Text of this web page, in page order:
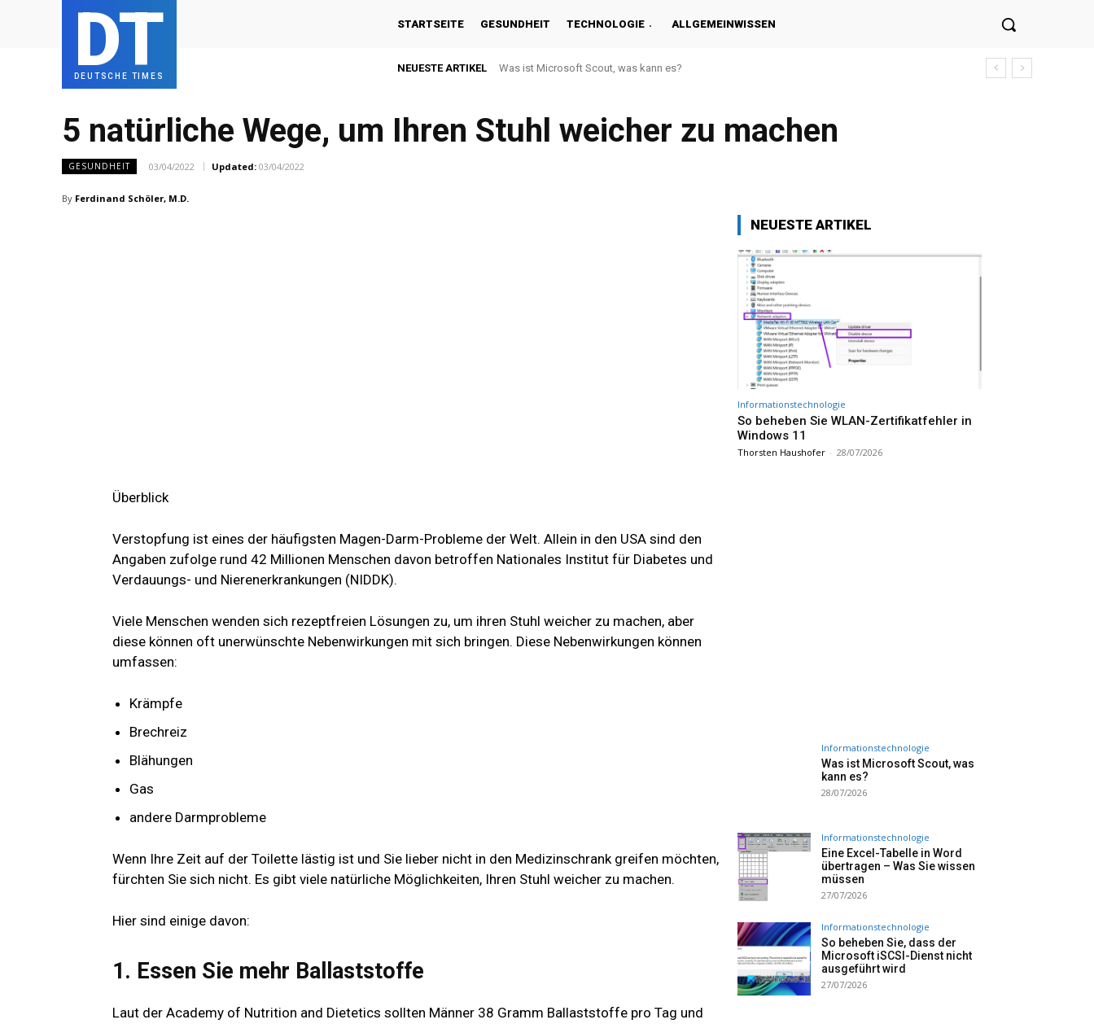
DT
DEUTSCHE TIMES
STARTSEITE GESUNDHEIT TECHNOLOGIE ALLGEMEINWISSEN
NEUESTE ARTIKEL Was ist Microsoft Scout, was kann es?
Eine Excel-Tabelle in Word übertragen – Was Sie wissen müssen
5 natürliche Wege, um Ihren Stuhl weicher zu machen
GESUNDHEIT 03/04/2022 Updated: 03/04/2022
By Ferdinand Schöler, M.D.
Überblick
Verstopfung ist eines der häufigsten Magen-Darm-Probleme der Welt. Allein in den USA sind den
Angaben zufolge rund 42 Millionen Menschen davon betroffen Nationales Institut für Diabetes und
Verdauungs- und Nierenerkrankungen (NIDDK).
Viele Menschen wenden sich rezeptfreien Lösungen zu, um ihren Stuhl weicher zu machen, aber
diese können oft unerwünschte Nebenwirkungen mit sich bringen. Diese Nebenwirkungen können
umfassen:
Krämpfe
Brechreiz
Blähungen
Gas
andere Darmprobleme
Wenn Ihre Zeit auf der Toilette lästig ist und Sie lieber nicht in den Medizinschrank greifen möchten,
fürchten Sie sich nicht. Es gibt viele natürliche Möglichkeiten, Ihren Stuhl weicher zu machen.
Hier sind einige davon:
1. Essen Sie mehr Ballaststoffe
Laut der Academy of Nutrition and Dietetics sollten Männer 38 Gramm Ballaststoffe pro Tag und
NEUESTE ARTIKEL
Informationstechnologie
So beheben Sie WLAN-Zertifikatfehler in
Windows 11
Thorsten Haushofer - 28/07/2026
Informationstechnologie
Was ist Microsoft Scout, was
kann es?
28/07/2026
Informationstechnologie
Eine Excel-Tabelle in Word
übertragen – Was Sie wissen
müssen
27/07/2026
Informationstechnologie
So beheben Sie, dass der
Microsoft iSCSI-Dienst nicht
ausgeführt wird
27/07/2026